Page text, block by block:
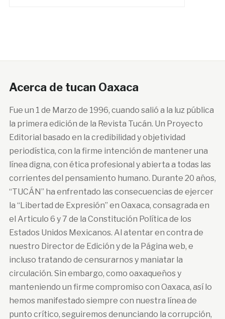
Acerca de tucan Oaxaca
Fue un 1 de Marzo de 1996, cuando salió a la luz pública
la primera edición de la Revista Tucán. Un Proyecto
Editorial basado en la credibilidad y objetividad
periodística, con la firme intención de mantener una
línea digna, con ética profesional y abierta a todas las
corrientes del pensamiento humano. Durante 20 años,
“TUCÁN” ha enfrentado las consecuencias de ejercer
la “Libertad de Expresión” en Oaxaca, consagrada en
el Articulo 6 y 7 de la Constitución Política de los
Estados Unidos Mexicanos. Al atentar en contra de
nuestro Director de Edición y de la Página web, e
incluso tratando de censurarnos y maniatar la
circulación. Sin embargo, como oaxaqueños y
manteniendo un firme compromiso con Oaxaca, así lo
hemos manifestado siempre con nuestra línea de
punto crítico, seguiremos denunciando la corrupción,